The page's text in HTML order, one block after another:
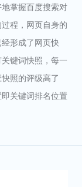
掌握百度搜索对
程，网页自身的
形成了网页快
键词快照，每一
照的评级高了
关键词排名位置